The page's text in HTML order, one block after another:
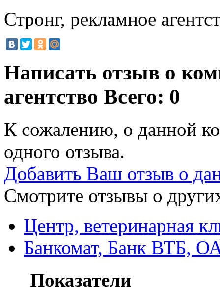
Стронг, рекламное
Написать отзыв о
агентство Всего: 0
К сожалению, о данной
одного отзыва.
Добавить Ваш отзыв о
Смотрите отзывы о
Центр, ветеринарная
Банкомат, Банк ВТБ,
Показатели